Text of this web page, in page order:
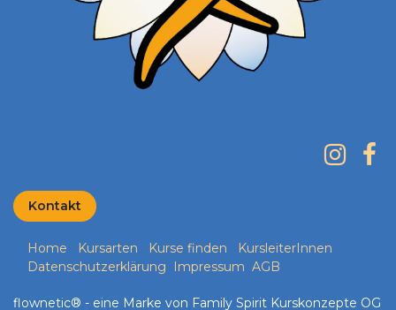
Kontakt
Home Kursarten Kurse finden
KursleiterInnen
Datenschutzerklärung
Impressum AGB
flownetic® - eine Marke von Family Spirit Kurskonzepte OG